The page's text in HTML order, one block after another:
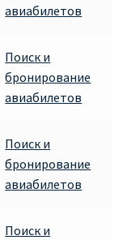
авиабилетов
Поиск и
бронирование
авиабилетов
Поиск и
бронирование
авиабилетов
Поиск и